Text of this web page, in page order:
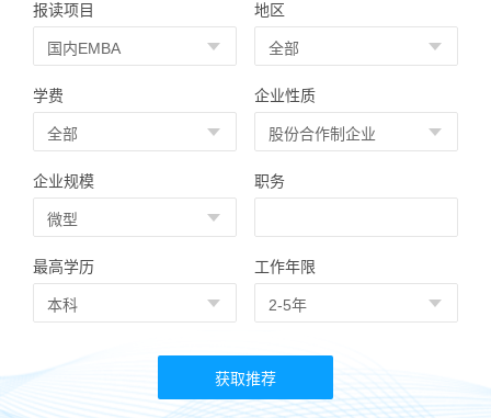
报读项目 地区
学费 企业性质
企业规模 职务
最高学历 工作年限